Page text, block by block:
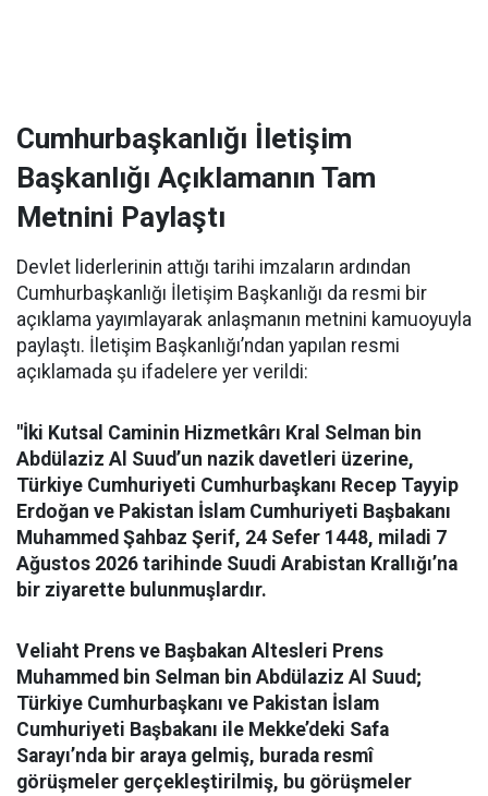
Cumhurbaşkanlığı İletişim
Başkanlığı Açıklamanın Tam
Metnini Paylaştı
Devlet liderlerinin attığı tarihi imzaların ardından
Cumhurbaşkanlığı İletişim Başkanlığı da resmi bir
açıklama yayımlayarak anlaşmanın metnini kamuoyuyla
paylaştı. İletişim Başkanlığı’ndan yapılan resmi
açıklamada şu ifadelere yer verildi:
"İki Kutsal Caminin Hizmetkârı Kral Selman bin
Abdülaziz Al Suud’un nazik davetleri üzerine,
Türkiye Cumhuriyeti Cumhurbaşkanı Recep Tayyip
Erdoğan ve Pakistan İslam Cumhuriyeti Başbakanı
Muhammed Şahbaz Şerif, 24 Sefer 1448, miladi 7
Ağustos 2026 tarihinde Suudi Arabistan Krallığı’na
bir ziyarette bulunmuşlardır.
Veliaht Prens ve Başbakan Altesleri Prens
Muhammed bin Selman bin Abdülaziz Al Suud;
Türkiye Cumhurbaşkanı ve Pakistan İslam
Cumhuriyeti Başbakanı ile Mekke’deki Safa
Sarayı’nda bir araya gelmiş, burada resmî
görüşmeler gerçekleştirilmiş, bu görüşmeler